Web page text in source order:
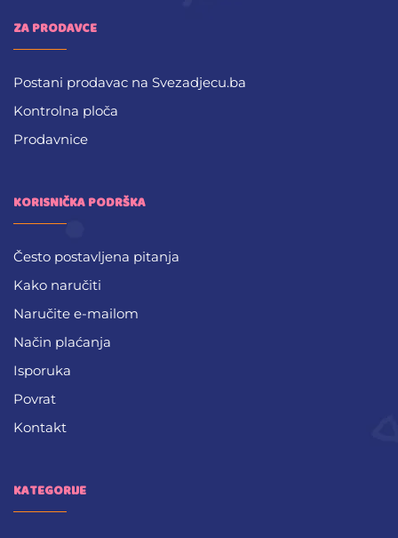
ZA PRODAVCE
Postani prodavac na Svezadjecu.ba
Kontrolna ploča
Prodavnice
KORISNIČKA PODRŠKA
Često postavljena pitanja
Kako naručiti
Naručite e-mailom
Način plaćanja
Isporuka
Povrat
Kontakt
KATEGORIJE